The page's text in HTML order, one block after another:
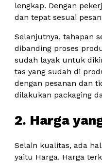
lengkap. Dengan
dan tepat sesuai
Selanjutnya, tahapan
dibanding proses
sudah layak untuk
tas yang sudah di
dengan pesanan dan
dilakukan packaging
2. Harga
Selain kualitas, ada
yaitu Harga. Harga